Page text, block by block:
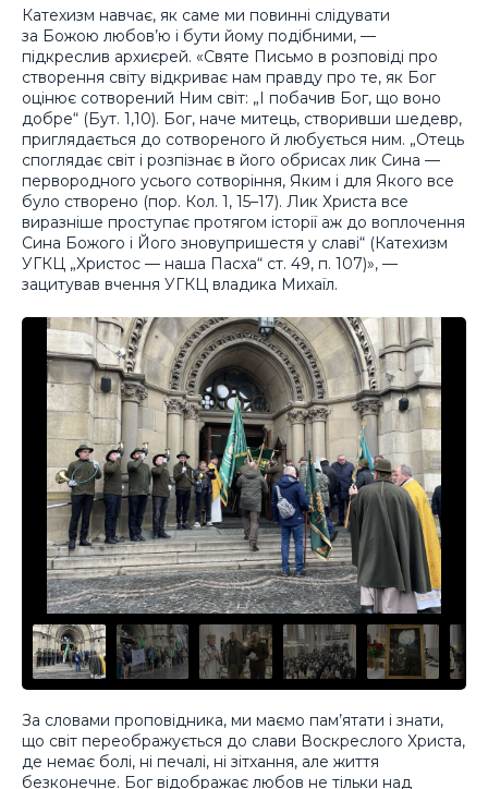
Катехизм навчає, як саме ми повинні слідувати
за Божою любов’ю і бути йому подібними, —
підкреслив архиєрей. «Святе Письмо в розповіді про
створення світу відкриває нам правду про те, як Бог
оцінює сотворений Ним світ: „І побачив Бог, що воно
добре“ (Бут. 1,10). Бог, наче митець, створивши шедевр,
приглядається до сотвореного й любується ним. „Отець
споглядає світ і розпізнає в його обрисах лик Сина —
первородного усього сотворіння, Яким і для Якого все
було створено (пор. Кол. 1, 15–17). Лик Христа все
виразніше проступає протягом історії аж до воплочення
Сина Божого і Його зновупришестя у славі“ (Катехизм
УГКЦ „Христос — наша Пасха“ ст. 49, п. 107)», —
зацитував вчення УГКЦ владика Михаїл.
За словами проповідника, ми маємо пам’ятати і знати,
що світ переображується до слави Воскреслого Христа,
де немає болі, ні печалі, ні зітхання, але життя
безконечне. Бог відображає любов не тільки над